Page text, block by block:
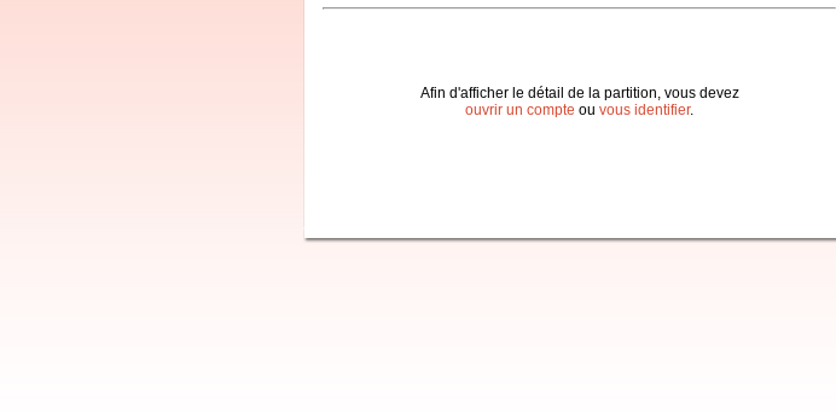
Afin d'afficher le détail de la partition, vous devez
ouvrir un compte ou vous identifier.